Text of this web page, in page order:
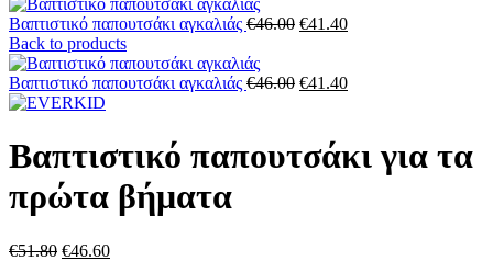
Βαπτιστικό παπουτσάκι αγκαλιάς €46.00 Original
€46.00.
€41.40Η
είναι:
Back to products
Βαπτιστικό παπουτσάκι αγκαλιάς €46.00 Original
€46.00.
€41.40Η
€41.40.
Βαπτιστικό παπουτσάκι για τα
πρώτα βήματα
€51.80 Original
€46.60Η